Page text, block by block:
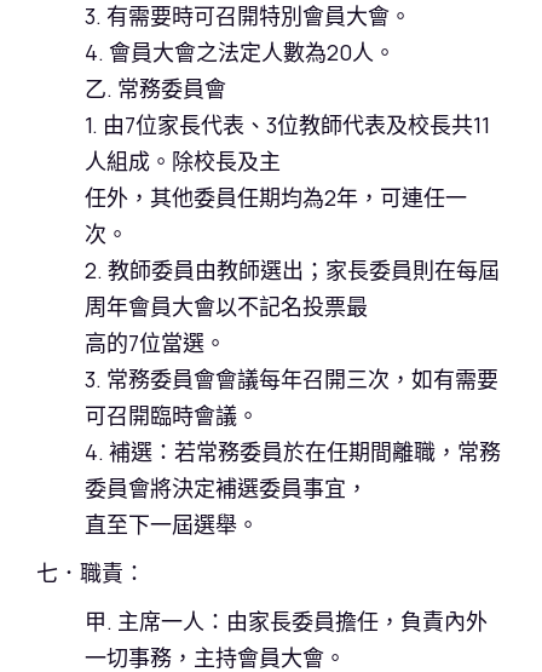
3. 有需要時可召開特別會員大會。
4. 會員大會之法定人數為20人。
乙. 常務委員會
1. 由7位家長代表、3位教師代表及校長共11
人組成。除校長及主
任外，其他委員任期均為2年，可連任一
次。
2. 教師委員由教師選出；家長委員則在每屆
周年會員大會以不記名投票最
高的7位當選。
3. 常務委員會會議每年召開三次，如有需要
可召開臨時會議。
4. 補選：若常務委員於在任期間離職，常務
委員會將決定補選委員事宜，
直至下一屆選舉。
七．職責：
甲. 主席一人：由家長委員擔任，負責內外
一切事務，主持會員大會。